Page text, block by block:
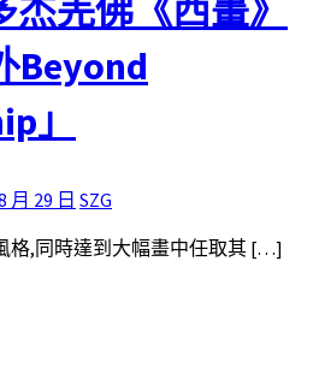
羌佛《西畫》
Beyond
」
月 29 日 SZG
格,同時達到大幅畫中任取其 […]